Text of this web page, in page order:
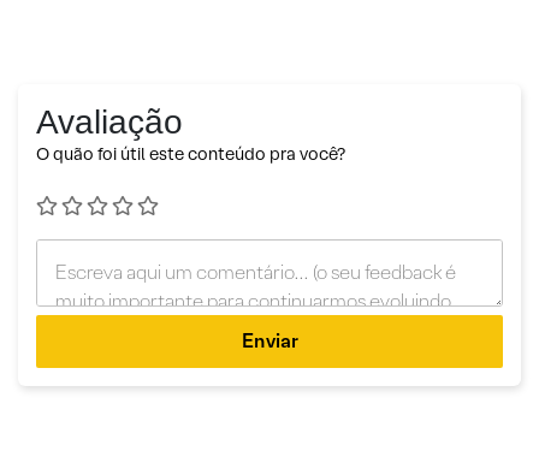
Avaliação
O quão foi útil este conteúdo pra você?
Enviar